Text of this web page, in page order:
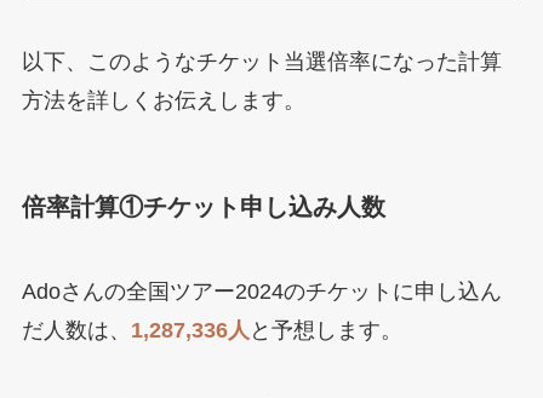
以下、このようなチケット当選倍率になった計算
方法を詳しくお伝えします。
倍率計算①チケット申し込み人数
Adoさんの全国ツアー2024のチケットに申し込ん
だ人数は、 1,287,336人 と予想します。